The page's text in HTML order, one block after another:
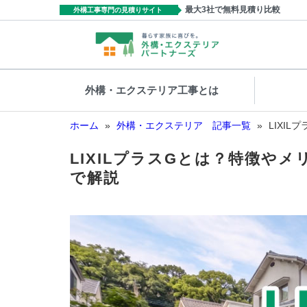
外構工事専門の見積りサイト 最大3社で無料見積り比較
外構・エクステリア工事とは
ホーム » 外構・エクステリア 記事一覧 » LIXILプ
LIXILプラスGとは？特徴やメ
で解説